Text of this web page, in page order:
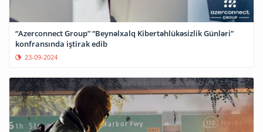
“Azerconnect Group” “Beynəlxalq Kibertəhlükəsizlik Günləri”
konfransında iştirak edib
23-09-2024